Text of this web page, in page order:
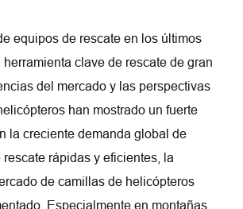
equipos de rescate en los últimos
clave de rescate de gran
del mercado y las perspectivas
han mostrado un fuerte
la creciente demanda global de
rápidas y eficientes, la
de camillas de helicópteros
Especialmente en montañas